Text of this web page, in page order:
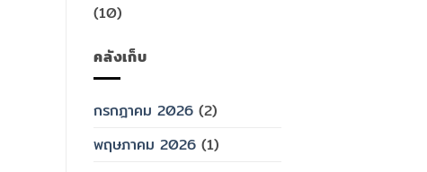
(10)
คลังเก็บ
กรกฎาคม 2026 (2)
พฤษภาคม 2026 (1)